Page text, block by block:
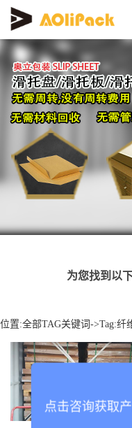
为您找到以
位置:全部TAG关键词 ->Tag:纤
点击咨询获取